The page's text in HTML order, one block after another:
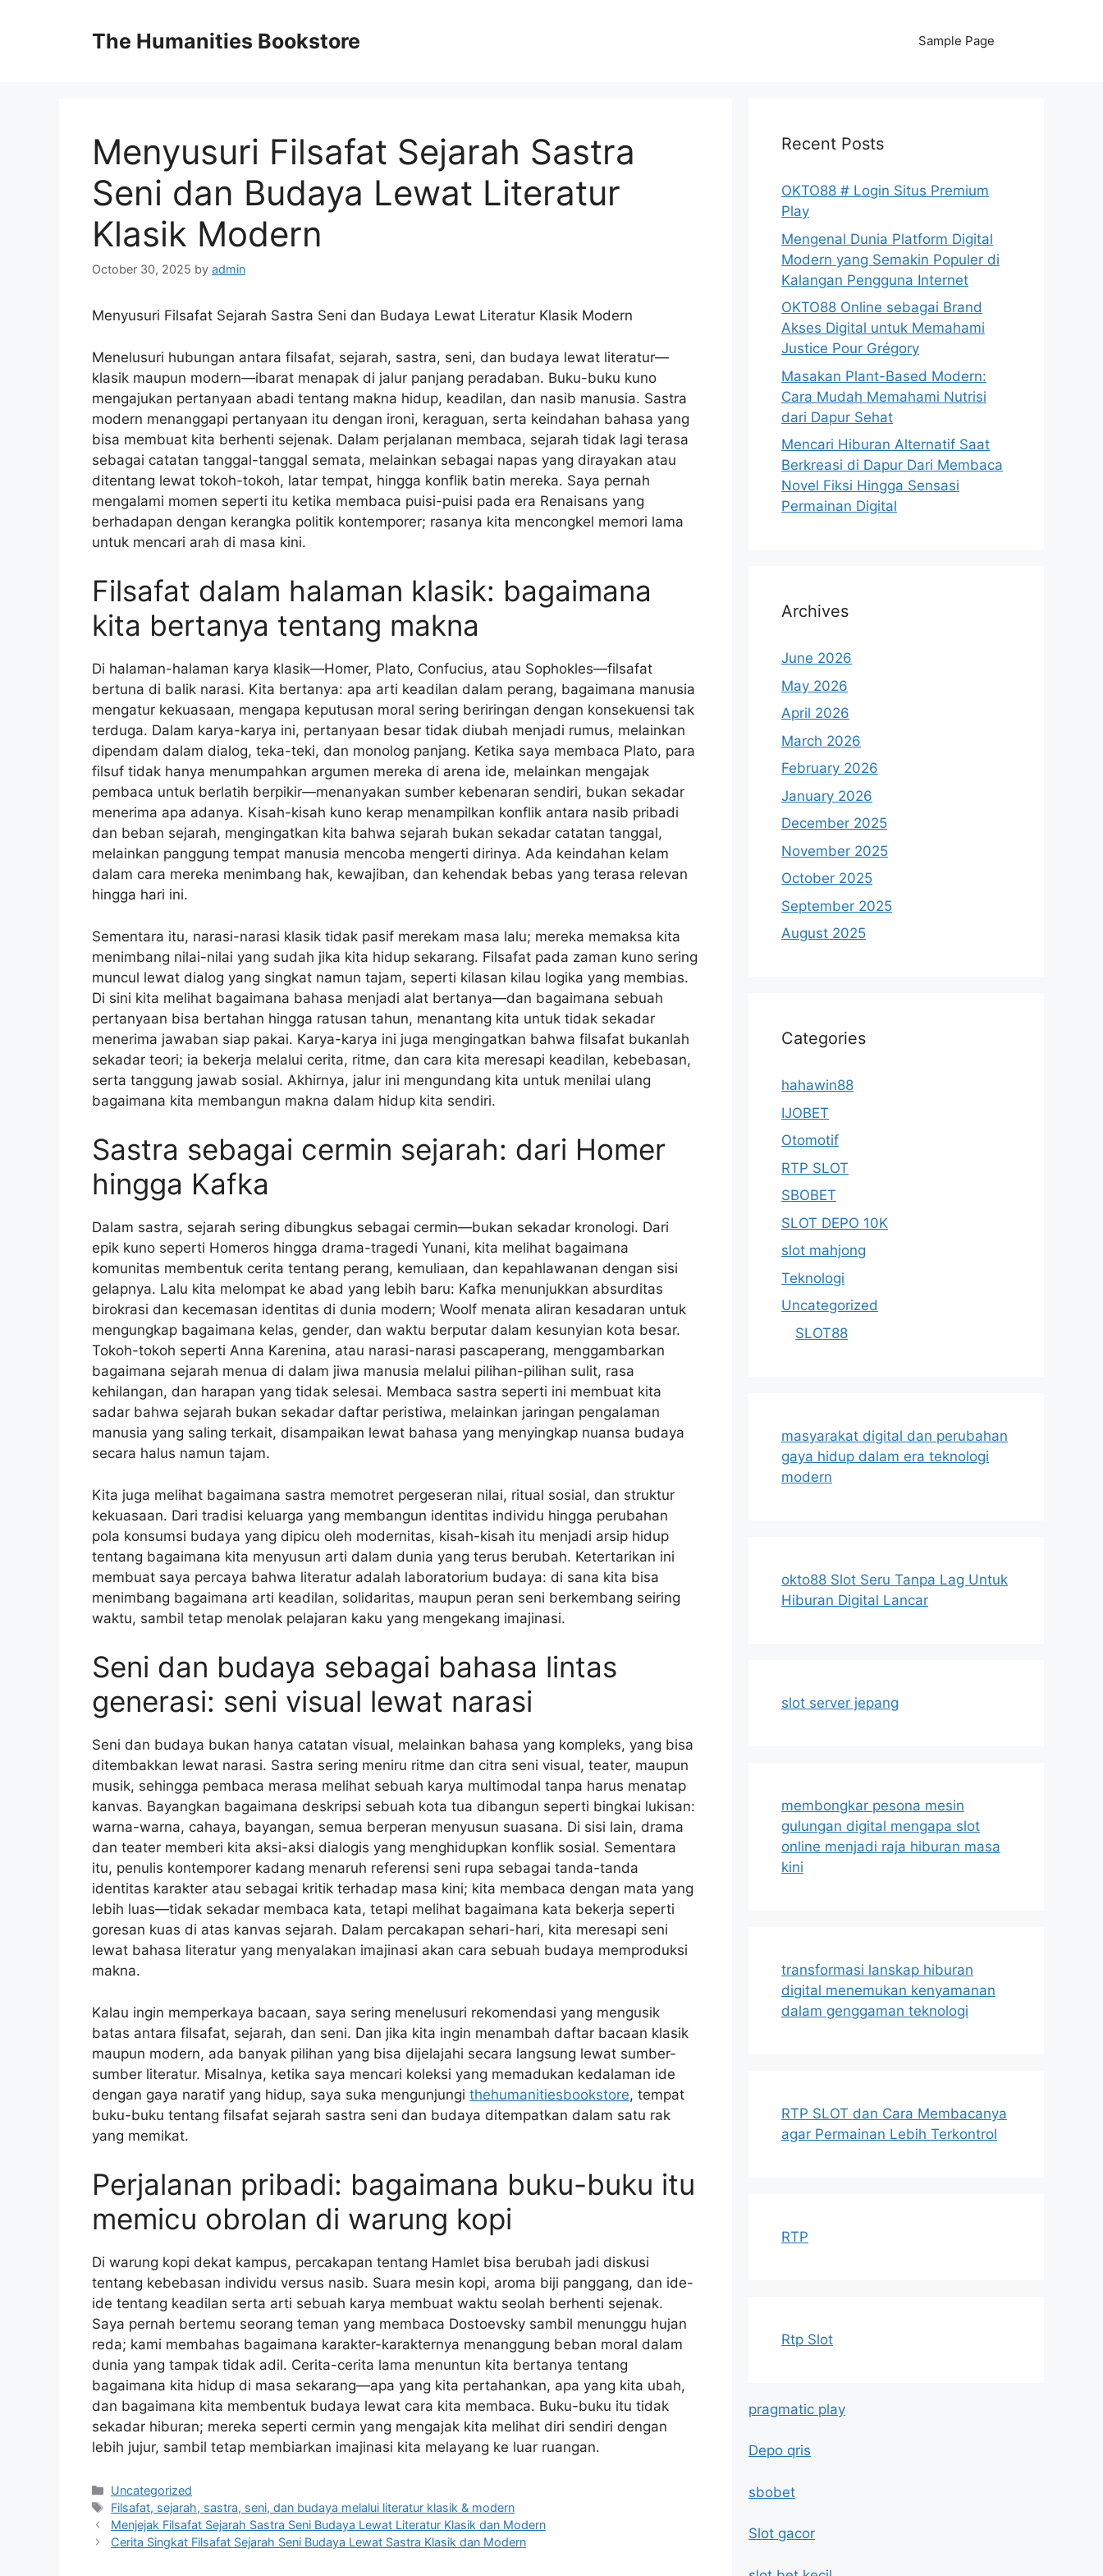
The Humanities Bookstore Sample Page
Menyusuri Filsafat Sejarah Sastra
Seni dan Budaya Lewat Literatur
Klasik Modern
October 30, 2025 by admin
Menyusuri Filsafat Sejarah Sastra Seni dan Budaya Lewat Literatur Klasik Modern
Menelusuri hubungan antara filsafat, sejarah, sastra, seni, dan budaya lewat literatur—
klasik maupun modern—ibarat menapak di jalur panjang peradaban. Buku-buku kuno
mengajukan pertanyaan abadi tentang makna hidup, keadilan, dan nasib manusia. Sastra
modern menanggapi pertanyaan itu dengan ironi, keraguan, serta keindahan bahasa yang
bisa membuat kita berhenti sejenak. Dalam perjalanan membaca, sejarah tidak lagi terasa
sebagai catatan tanggal-tanggal semata, melainkan sebagai napas yang dirayakan atau
ditentang lewat tokoh-tokoh, latar tempat, hingga konflik batin mereka. Saya pernah
mengalami momen seperti itu ketika membaca puisi-puisi pada era Renaisans yang
berhadapan dengan kerangka politik kontemporer; rasanya kita mencongkel memori lama
untuk mencari arah di masa kini.
Filsafat dalam halaman klasik: bagaimana
kita bertanya tentang makna
Di halaman-halaman karya klasik—Homer, Plato, Confucius, atau Sophokles—filsafat
bertuna di balik narasi. Kita bertanya: apa arti keadilan dalam perang, bagaimana manusia
mengatur kekuasaan, mengapa keputusan moral sering beriringan dengan konsekuensi tak
terduga. Dalam karya-karya ini, pertanyaan besar tidak diubah menjadi rumus, melainkan
dipendam dalam dialog, teka-teki, dan monolog panjang. Ketika saya membaca Plato, para
filsuf tidak hanya menumpahkan argumen mereka di arena ide, melainkan mengajak
pembaca untuk berlatih berpikir—menanyakan sumber kebenaran sendiri, bukan sekadar
menerima apa adanya. Kisah-kisah kuno kerap menampilkan konflik antara nasib pribadi
dan beban sejarah, mengingatkan kita bahwa sejarah bukan sekadar catatan tanggal,
melainkan panggung tempat manusia mencoba mengerti dirinya. Ada keindahan kelam
dalam cara mereka menimbang hak, kewajiban, dan kehendak bebas yang terasa relevan
hingga hari ini.
Sementara itu, narasi-narasi klasik tidak pasif merekam masa lalu; mereka memaksa kita
menimbang nilai-nilai yang sudah jika kita hidup sekarang. Filsafat pada zaman kuno sering
muncul lewat dialog yang singkat namun tajam, seperti kilasan kilau logika yang membias.
Di sini kita melihat bagaimana bahasa menjadi alat bertanya—dan bagaimana sebuah
pertanyaan bisa bertahan hingga ratusan tahun, menantang kita untuk tidak sekadar
menerima jawaban siap pakai. Karya-karya ini juga mengingatkan bahwa filsafat bukanlah
sekadar teori; ia bekerja melalui cerita, ritme, dan cara kita meresapi keadilan, kebebasan,
serta tanggung jawab sosial. Akhirnya, jalur ini mengundang kita untuk menilai ulang
bagaimana kita membangun makna dalam hidup kita sendiri.
Sastra sebagai cermin sejarah: dari Homer
hingga Kafka
Dalam sastra, sejarah sering dibungkus sebagai cermin—bukan sekadar kronologi. Dari
epik kuno seperti Homeros hingga drama-tragedi Yunani, kita melihat bagaimana
komunitas membentuk cerita tentang perang, kemuliaan, dan kepahlawanan dengan sisi
gelapnya. Lalu kita melompat ke abad yang lebih baru: Kafka menunjukkan absurditas
birokrasi dan kecemasan identitas di dunia modern; Woolf menata aliran kesadaran untuk
mengungkap bagaimana kelas, gender, dan waktu berputar dalam kesunyian kota besar.
Tokoh-tokoh seperti Anna Karenina, atau narasi-narasi pascaperang, menggambarkan
bagaimana sejarah menua di dalam jiwa manusia melalui pilihan-pilihan sulit, rasa
kehilangan, dan harapan yang tidak selesai. Membaca sastra seperti ini membuat kita
sadar bahwa sejarah bukan sekadar daftar peristiwa, melainkan jaringan pengalaman
manusia yang saling terkait, disampaikan lewat bahasa yang menyingkap nuansa budaya
secara halus namun tajam.
Kita juga melihat bagaimana sastra memotret pergeseran nilai, ritual sosial, dan struktur
kekuasaan. Dari tradisi keluarga yang membangun identitas individu hingga perubahan
pola konsumsi budaya yang dipicu oleh modernitas, kisah-kisah itu menjadi arsip hidup
tentang bagaimana kita menyusun arti dalam dunia yang terus berubah. Ketertarikan ini
membuat saya percaya bahwa literatur adalah laboratorium budaya: di sana kita bisa
menimbang bagaimana arti keadilan, solidaritas, maupun peran seni berkembang seiring
waktu, sambil tetap menolak pelajaran kaku yang mengekang imajinasi.
Seni dan budaya sebagai bahasa lintas
generasi: seni visual lewat narasi
Seni dan budaya bukan hanya catatan visual, melainkan bahasa yang kompleks, yang bisa
ditembakkan lewat narasi. Sastra sering meniru ritme dan citra seni visual, teater, maupun
musik, sehingga pembaca merasa melihat sebuah karya multimodal tanpa harus menatap
kanvas. Bayangkan bagaimana deskripsi sebuah kota tua dibangun seperti bingkai lukisan:
warna-warna, cahaya, bayangan, semua berperan menyusun suasana. Di sisi lain, drama
dan teater memberi kita aksi-aksi dialogis yang menghidupkan konflik sosial. Sementara
itu, penulis kontemporer kadang menaruh referensi seni rupa sebagai tanda-tanda
identitas karakter atau sebagai kritik terhadap masa kini; kita membaca dengan mata yang
lebih luas—tidak sekadar membaca kata, tetapi melihat bagaimana kata bekerja seperti
goresan kuas di atas kanvas sejarah. Dalam percakapan sehari-hari, kita meresapi seni
lewat bahasa literatur yang menyalakan imajinasi akan cara sebuah budaya memproduksi
makna.
Kalau ingin memperkaya bacaan, saya sering menelusuri rekomendasi yang mengusik
batas antara filsafat, sejarah, dan seni. Dan jika kita ingin menambah daftar bacaan klasik
maupun modern, ada banyak pilihan yang bisa dijelajahi secara langsung lewat sumber-
sumber literatur. Misalnya, ketika saya mencari koleksi yang memadukan kedalaman ide
dengan gaya naratif yang hidup, saya suka mengunjungi thehumanitiesbookstore, tempat
buku-buku tentang filsafat sejarah sastra seni dan budaya ditempatkan dalam satu rak
yang memikat.
Perjalanan pribadi: bagaimana buku-buku itu
memicu obrolan di warung kopi
Di warung kopi dekat kampus, percakapan tentang Hamlet bisa berubah jadi diskusi
tentang kebebasan individu versus nasib. Suara mesin kopi, aroma biji panggang, dan ide-
ide tentang keadilan serta arti sebuah karya membuat waktu seolah berhenti sejenak.
Saya pernah bertemu seorang teman yang membaca Dostoevsky sambil menunggu hujan
reda; kami membahas bagaimana karakter-karakternya menanggung beban moral dalam
dunia yang tampak tidak adil. Cerita-cerita lama menuntun kita bertanya tentang
bagaimana kita hidup di masa sekarang—apa yang kita pertahankan, apa yang kita ubah,
dan bagaimana kita membentuk budaya lewat cara kita membaca. Buku-buku itu tidak
sekadar hiburan; mereka seperti cermin yang mengajak kita melihat diri sendiri dengan
lebih jujur, sambil tetap membiarkan imajinasi kita melayang ke luar ruangan.
Categories
Uncategorized
Tags
Filsafat, sejarah, sastra, seni, dan budaya melalui literatur klasik & modern
Menjejak Filsafat Sejarah Sastra Seni Budaya Lewat Literatur Klasik dan Modern
Cerita Singkat Filsafat Sejarah Seni Budaya Lewat Sastra Klasik dan Modern
Recent Posts
OKTO88 # Login Situs Premium
Play
Mengenal Dunia Platform Digital
Modern yang Semakin Populer di
Kalangan Pengguna Internet
OKTO88 Online sebagai Brand
Akses Digital untuk Memahami
Justice Pour Grégory
Masakan Plant-Based Modern:
Cara Mudah Memahami Nutrisi
dari Dapur Sehat
Mencari Hiburan Alternatif Saat
Berkreasi di Dapur Dari Membaca
Novel Fiksi Hingga Sensasi
Permainan Digital
Archives
June 2026
May 2026
April 2026
March 2026
February 2026
January 2026
December 2025
November 2025
October 2025
September 2025
August 2025
Categories
hahawin88
IJOBET
Otomotif
RTP SLOT
SBOBET
SLOT DEPO 10K
slot mahjong
Teknologi
Uncategorized
SLOT88
masyarakat digital dan perubahan
gaya hidup dalam era teknologi
modern
okto88 Slot Seru Tanpa Lag Untuk
Hiburan Digital Lancar
slot server jepang
membongkar pesona mesin
gulungan digital mengapa slot
online menjadi raja hiburan masa
kini
transformasi lanskap hiburan
digital menemukan kenyamanan
dalam genggaman teknologi
RTP SLOT dan Cara Membacanya
agar Permainan Lebih Terkontrol
RTP
Rtp Slot
pragmatic play
Depo qris
sbobet
Slot gacor